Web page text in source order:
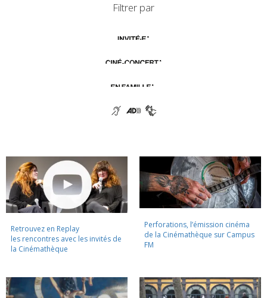
Filtrer par
Retrouvez en Replay
les rencontres avec les invités de
la Cinémathèque
Perforations, l’émission cinéma
de la Cinémathèque sur Campus
FM